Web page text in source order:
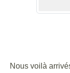
Nous voilà